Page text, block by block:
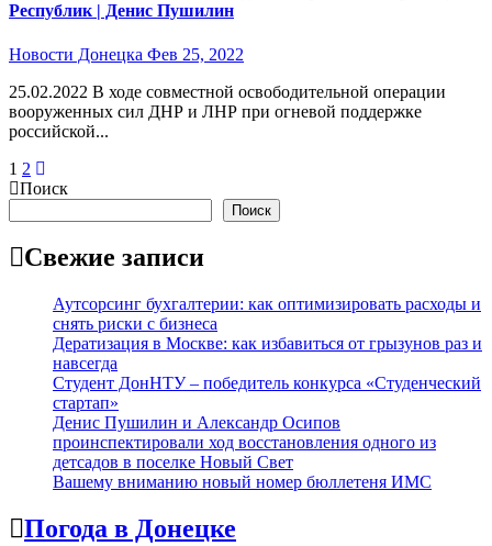
Республик | Денис Пушилин
Новости Донецка Фев 25, 2022
25.02.2022 В ходе совместной освободительной операции
вооруженных сил ДНР и ЛНР при огневой поддержке
российской...
Пагинация
записей
1 2
Поиск
Поиск
Свежие записи
Аутсорсинг бухгалтерии: как оптимизировать расходы и
снять риски с бизнеса
Дератизация в Москве: как избавиться от грызунов раз и
навсегда
Студент ДонНТУ – победитель конкурса «Студенческий
стартап»
Денис Пушилин и Александр Осипов
проинспектировали ход восстановления одного из
детсадов в поселке Новый Свет
Вашему вниманию новый номер бюллетеня ИМС
Погода в Донецке